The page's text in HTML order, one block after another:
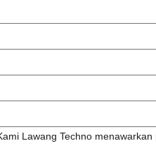
Lawang Techno